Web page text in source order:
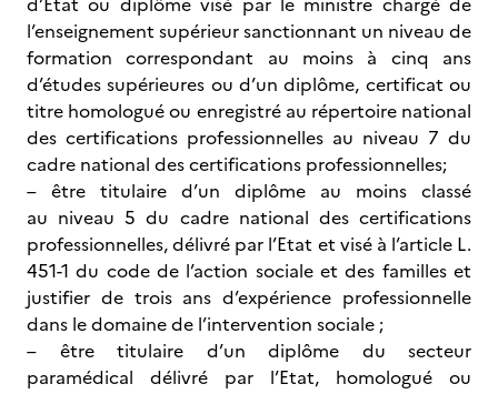
l’enseignement supérieur sanctionnant un niveau de
formation correspondant au moins à cinq ans
d’études supérieures ou d’un diplôme, certificat ou
titre homologué ou enregistré au répertoire national
des certifications professionnelles au niveau 7 du
cadre national des certifications professionnelles;
– être titulaire d’un diplôme au moins classé
au niveau 5 du cadre national des certifications
professionnelles, délivré par l’Etat et visé à l’article L.
451-1 du code de l’action sociale et des familles et
justifier de trois ans d’expérience professionnelle
dans le domaine de l’intervention sociale ;
– être titulaire d’un diplôme du secteur
paramédical délivré par l’Etat, homologué ou